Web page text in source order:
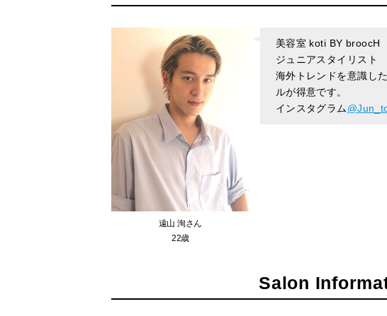
遠山 洵さん
22歳
美容室 koti BY broocH
ジュニアスタイリスト
海外トレンドを意識し
ルが得意です。
インスタグラム
Salon